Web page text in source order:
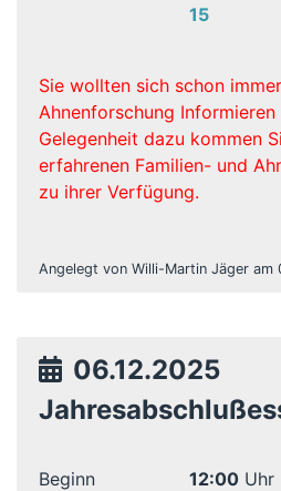
15
Sie wollten sich schon
Ahnenforschung
Gelegenheit dazu kommen
erfahrenen Familien- und
zu ihrer Verfügung.
Angelegt von Willi-Martin Jäger am
06.12.2025
Beginn 12:00Uhr